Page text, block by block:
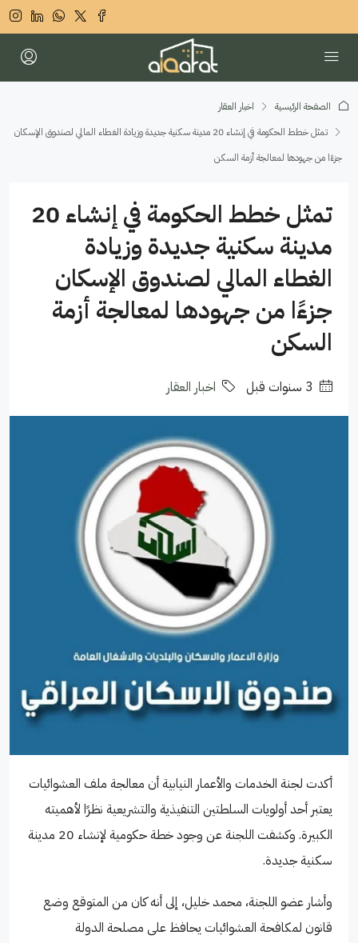
الصفحة الرئيسية
اخبار العقار
تمثل خطط الحكومة في إنشاء 20 مدينة سكنية جديدة وزيادة الغطاء المالي لصندوق الإسكان
جزءًا من جهودها لمعالجة أزمة السكن
تمثل خطط الحكومة في إنشاء 20
مدينة سكنية جديدة وزيادة
الغطاء المالي لصندوق الإسكان
جزءًا من جهودها لمعالجة أزمة
السكن
اخبار العقار
أكدت لجنة الخدمات والأعمار النيابية أن معالجة ملف العشوائيات
يعتبر أحد أولويات السلطتين التنفيذية والتشريعية نظرًا لأهميته
الكبيرة. وكشفت اللجنة عن وجود خطة حكومية لإنشاء 20 مدينة
سكنية جديدة.
وأشار عضو اللجنة، محمد خليل، إلى أنه كان من المتوقع وضع
قانون لمكافحة العشوائيات يحافظ على مصلحة الدولة